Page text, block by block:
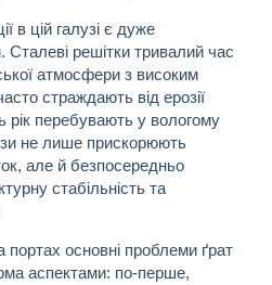
в цій галузі є дуже
решітки тривалий час
атмосфери з високим
страждають від ерозії
рік перебувають у вологому
не лише прискорюють
але й безпосередньо
стабільність та
основні проблеми ґрат
аспектами: по-перше,